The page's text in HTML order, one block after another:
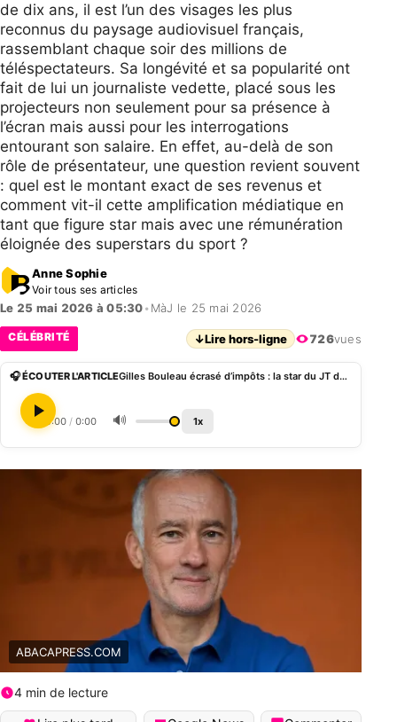
de dix ans, il est l’un des visages les plus
reconnus du paysage audiovisuel français,
rassemblant chaque soir des millions de
téléspectateurs. Sa longévité et sa popularité ont
fait de lui un journaliste vedette, placé sous les
projecteurs non seulement pour sa présence à
l’écran mais aussi pour les interrogations
entourant son salaire. En effet, au-delà de son
rôle de présentateur, une question revient souvent
: quel est le montant exact de ses revenus et
comment vit-il cette amplification médiatique en
tant que figure star mais avec une rémunération
éloignée des superstars du sport ?
Anne Sophie
Voir tous ses articles
Le 25 mai 2026 à 05:30• MàJ le 25 mai 2026
CÉLÉBRITÉ ↓Lire hors-ligne 726vues
🎧 ÉCOUTER L'ARTICLE Gilles Bouleau écrasé d’impôts : la star du JT de TF1 envie le salaire de Kylian Mbappé
0:00 / 0:00 🔊 1x
ABACAPRESS.COM
4 min de lecture